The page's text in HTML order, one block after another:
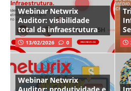
Webinar Netwrix
Auditor: visibilidade
total da infraestrutura
13/02/2026 0
Webinar Netwrix